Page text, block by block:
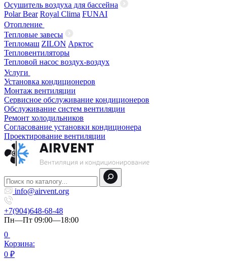
Осушитель воздуха для бассейна
Polar Bear Royal Clima FUNAI
Отопление
Тепловые завесы
Тепломаш ZILON Арктос
Тепловентиляторы
Тепловой насос воздух-воздух
Услуги
Установка кондиционеров
Монтаж вентиляции
Сервисное обслуживание кондиционеров
Обслуживание систем вентиляции
Ремонт холодильников
Согласование установки кондиционера
Проектирование вентиляции
info@airvent.org
+7(904)648-68-48
Пн—Пт 09:00—18:00
0
Корзина:
0 ₽